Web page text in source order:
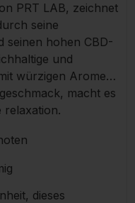
PRT LAB, zeichnet
seine
seinen hohen CBD-
und
würzigen Aromen
macht es
relaxation.
dieses